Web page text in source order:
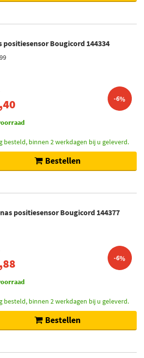
positiesensor Bougicord 144334
-6%
besteld, binnen 2 werkdagen bij u geleverd.
Bestellen
positiesensor Bougicord 144377
-6%
besteld, binnen 2 werkdagen bij u geleverd.
Bestellen